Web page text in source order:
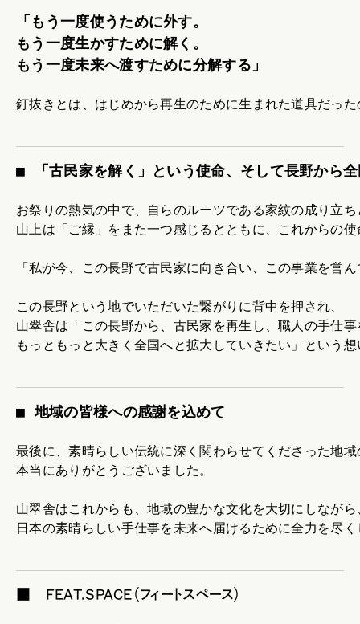
「もう一度使うために外す。
もう一度生かすために解く。
もう一度未来へ渡すために分解する」
釘抜きとは、はじめから再生のために生まれた道具だっ
■ 「古民家を解く」という使命、そして長野から
お祭りの熱気の中で、自らのルーツである家紋の成り立
山上は「ご縁」をまた一つ感じるとともに、これからの
「私が今、この長野で古民家に向き合い、この事業を営
この長野という地でいただいた繋がりに背中を押され、
山翠舎は「この長野から、古民家を再生し、職人の手仕
もっともっと大きく全国へと拡大していきたい」という
■ 地域の皆様への感謝を込めて
最後に、素晴らしい伝統に深く関わらせてくださった地
本当にありがとうございました。
山翠舎はこれからも、地域の豊かな文化を大切にしながら
日本の素晴らしい手仕事を未来へ届けるために全力を尽
■ FEAT.SPACE（フィートスペース）